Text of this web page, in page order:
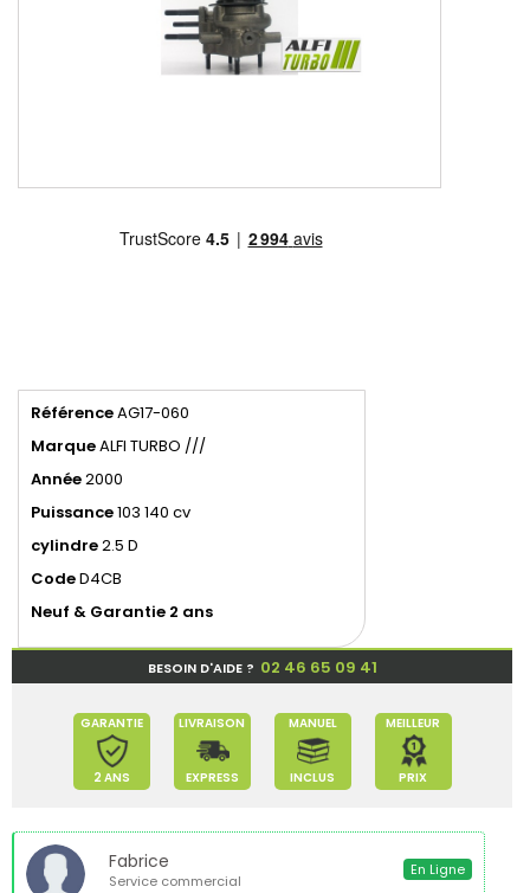
RéférenceAG17-060
MarqueALFI TURBO ///
Année2000
Puissance103 140 cv
cylindre2.5 D
CodeD4CB
Neuf & Garantie 2 ans
BESOIN D'AIDE ? 02 46 65 09 41
GARANTIE
2 ANS
LIVRAISON
EXPRESS
MANUEL
INCLUS
MEILLEUR
PRIX
Fabrice
Service commercial
En Ligne